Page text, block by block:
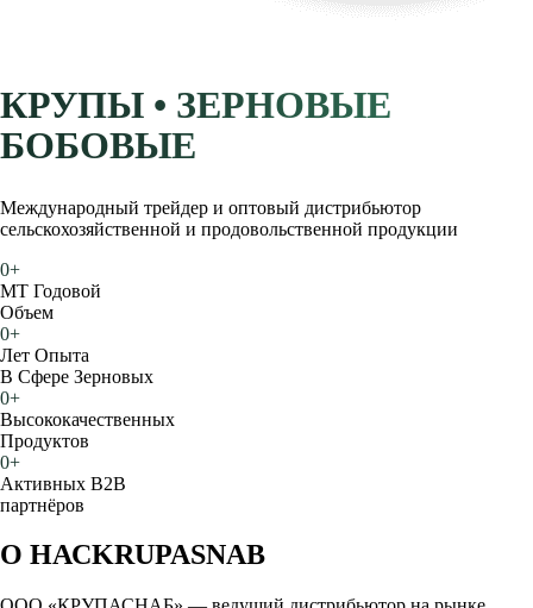
КРУПЫ • ЗЕРНОВЫЕ
БОБОВЫЕ
Международный трейдер и оптовый дистрибьютор
сельскохозяйственной и продовольственной продукции
0+
МТ Годовой
Объем
0+
Лет Опыта
В Сфере Зерновых
0+
Высококачественных
Продуктов
0+
Активных B2B
партнёров
О НАСKRUPASNAB